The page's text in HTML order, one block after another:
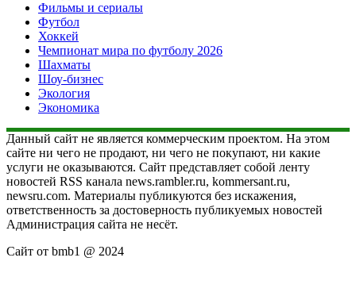
Фильмы и сериалы
Футбол
Хоккей
Чемпионат мира по футболу 2026
Шахматы
Шоу-бизнес
Экология
Экономика
Данный сайт не является коммерческим проектом. На этом
сайте ни чего не продают, ни чего не покупают, ни какие
услуги не оказываются. Сайт представляет собой ленту
новостей RSS канала news.rambler.ru, kommersant.ru,
newsru.com. Материалы публикуются без искажения,
ответственность за достоверность публикуемых новостей
Администрация сайта не несёт.
Сайт от bmb1 @ 2024